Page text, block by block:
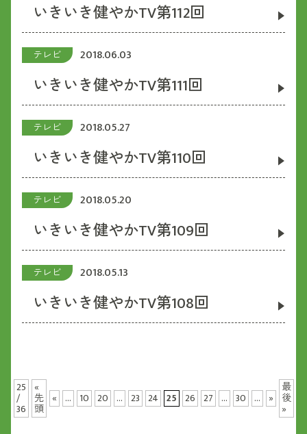
いきいき健やかTV第112回
テレビ 2018.06.03
いきいき健やかTV第111回
テレビ 2018.05.27
いきいき健やかTV第110回
テレビ 2018.05.20
いきいき健やかTV第109回
テレビ 2018.05.13
いきいき健やかTV第108回
25
/
36
«
先
頭
« ... 10 20 ... 23 24 25 26 27 ... 30 ... »
最
後
»